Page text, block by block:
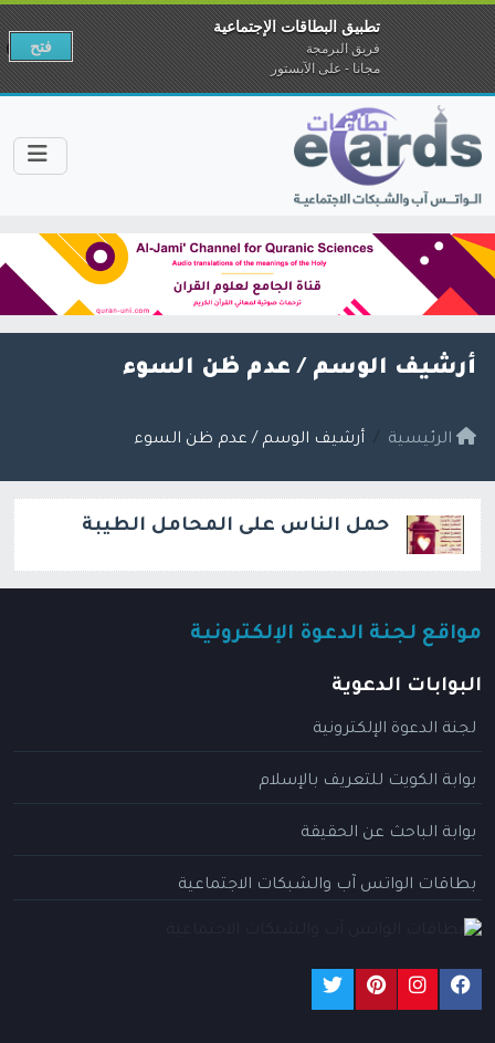
أرشيف الوسم / عدم ظن السوء
الرئيسية أرشيف الوسم / عدم ظن السوء
حمل الناس على المحامل الطيبة
مواقع لجنة الدعوة الإلكترونية
البوابات الدعوية
لجنة الدعوة الإلكترونية
بوابة الكويت للتعريف بالإسلام
بوابة الباحث عن الحقيقة
بطاقات الواتس آب والشبكات الاجتماعية
تطبيق البطاقات الإجتماعية
فريق البرمجة
مجانا - على الآبستور
فتح